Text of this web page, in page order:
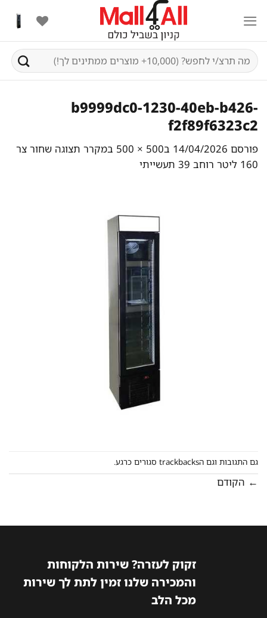
content
חיפוש
עבור:
b9999dc0-1230-40eb-b426-
f2f89f6323c2
פורסם 14/04/2026 ב500 × 500 במקרר תצוגה שחור צר
160 ליטר רוחב 39 תעשייתי
גם התגובות וגם הtrackbacks סגורים כרגע.
← הקודם
זקוק לעזרה? שירות הלקוחות
והמכירה שלנו זמין לתת לך שירות
מכל הלב